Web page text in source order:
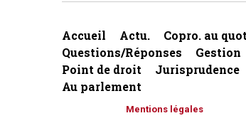
Accueil Actu.
Copro. au
Questions/Réponses
Gestion
Point de droit
Jurisprudence
Au parlement
Mentions légales